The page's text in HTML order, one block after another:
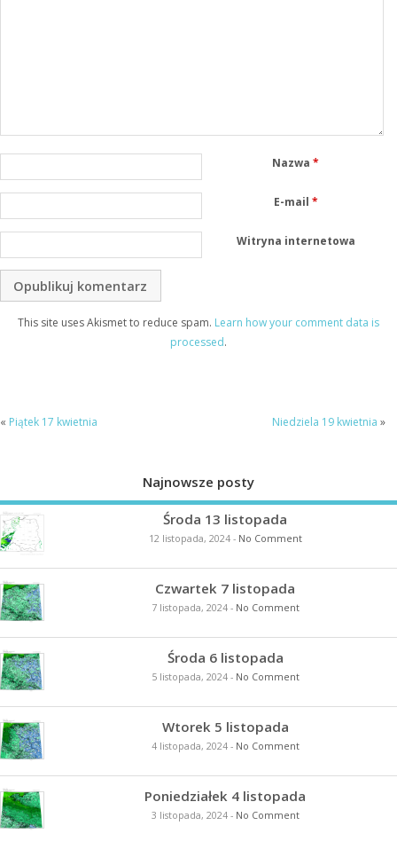
Nazwa*
E-mail *
Witryna internetowa
This site uses Akismet to reduce spam. Learn how your comment data is
processed.
« Piątek 17 kwietnia Niedziela 19 kwietnia »
Najnowsze posty
Środa 13 listopada
12 listopada, 2024- No Comment
Czwartek 7 listopada
7 listopada, 2024- No Comment
Środa 6 listopada
5 listopada, 2024- No Comment
Wtorek 5 listopada
4 listopada, 2024- No Comment
Poniedziałek 4 listopada
3 listopada, 2024- No Comment